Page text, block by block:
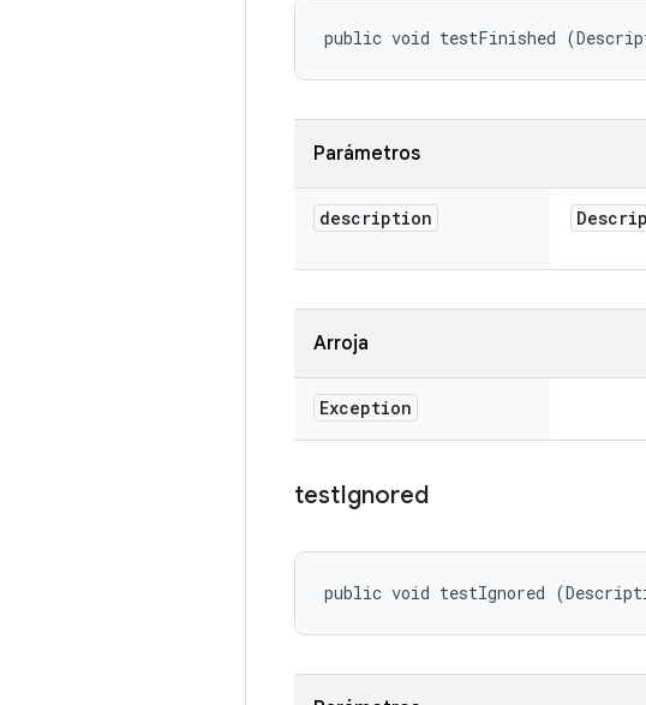
public void testFinished
Parámetros
description
Arroja
Exception
testIgnored
public void testIgnored